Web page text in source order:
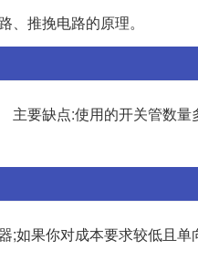
推挽电路的原理。
主要缺点:使用的开关管数量
;如果你对成本要求较低且单